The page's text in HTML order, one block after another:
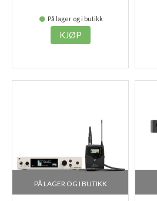
På lager og i butikk
KJØP
PÅ LAGER OG I BUTIKK